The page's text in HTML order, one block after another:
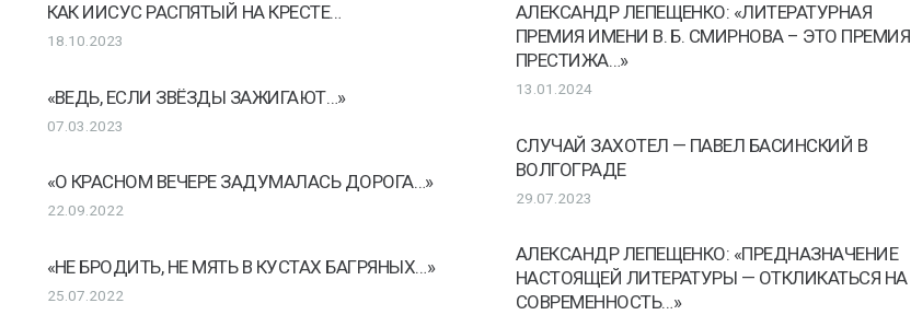
КАК ИИСУС РАСПЯТЫЙ НА КРЕСТЕ…
18.10.2023
«ВЕДЬ, ЕСЛИ ЗВЁЗДЫ ЗАЖИГАЮТ…»
07.03.2023
«О КРАСНОМ ВЕЧЕРЕ ЗАДУМАЛАСЬ ДОРОГА…»
22.09.2022
«НЕ БРОДИТЬ, НЕ МЯТЬ В КУСТАХ БАГРЯНЫХ…»
25.07.2022
АЛЕКСАНДР ЛЕПЕЩЕНКО: «ЛИТЕРАТУРНАЯ
ПРЕМИЯ ИМЕНИ В. Б. СМИРНОВА – ЭТО ПРЕМИЯ
ПРЕСТИЖА…»
13.01.2024
СЛУЧАЙ ЗАХОТЕЛ — ПАВЕЛ БАСИНСКИЙ В
ВОЛГОГРАДЕ
29.07.2023
АЛЕКСАНДР ЛЕПЕЩЕНКО: «ПРЕДНАЗНАЧЕНИЕ
НАСТОЯЩЕЙ ЛИТЕРАТУРЫ — ОТКЛИКАТЬСЯ НА
СОВРЕМЕННОСТЬ…»